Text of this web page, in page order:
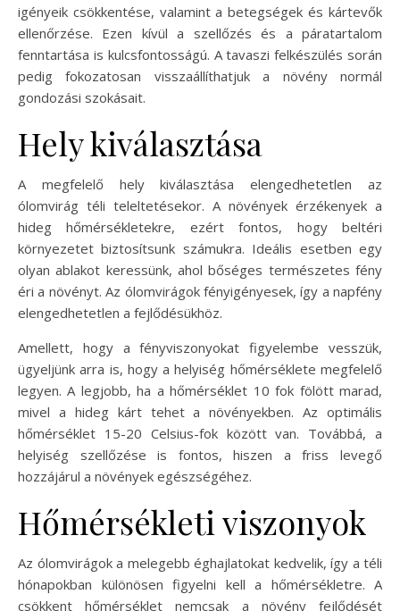
igényeik csökkentése, valamint a betegségek és kártevők
ellenőrzése. Ezen kívül a szellőzés és a páratartalom
fenntartása is kulcsfontosságú. A tavaszi felkészülés során
pedig fokozatosan visszaállíthatjuk a növény normál
gondozási szokásait.
Hely kiválasztása
A megfelelő hely kiválasztása elengedhetetlen az
ólomvirág téli teleltetésekor. A növények érzékenyek a
hideg hőmérsékletekre, ezért fontos, hogy beltéri
környezetet biztosítsunk számukra. Ideális esetben egy
olyan ablakot keressünk, ahol bőséges természetes fény
éri a növényt. Az ólomvirágok fényigényesek, így a napfény
elengedhetetlen a fejlődésükhöz.
Amellett, hogy a fényviszonyokat figyelembe vesszük,
ügyeljünk arra is, hogy a helyiség hőmérséklete megfelelő
legyen. A legjobb, ha a hőmérséklet 10 fok fölött marad,
mivel a hideg kárt tehet a növényekben. Az optimális
hőmérséklet 15-20 Celsius-fok között van. Továbbá, a
helyiség szellőzése is fontos, hiszen a friss levegő
hozzájárul a növények egészségéhez.
Hőmérsékleti viszonyok
Az ólomvirágok a melegebb éghajlatokat kedvelik, így a téli
hónapokban különösen figyelni kell a hőmérsékletre. A
csökkent hőmérséklet nemcsak a növény fejlődését